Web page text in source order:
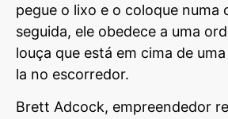
pegue o lixo e o coloque numa
seguida, ele obedece a uma
louça que está em cima de
la no escorredor.
Brett Adcock, empreendedor